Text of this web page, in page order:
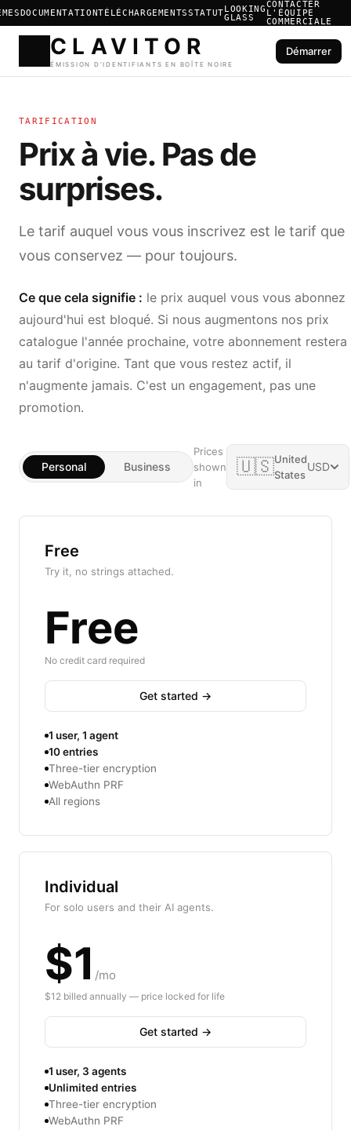
DOCUMENTATIONTÉLÉCHARGEMENTSSTATUTLOOKING
GLASS
CONTACTER
L'ÉQUIPE
COMMERCIALE
Démarrer
TARIFICATION
Prix à vie. Pas de
surprises.
Le tarif auquel vous vous inscrivez est le tarif que
vous conservez — pour toujours.
Ce que cela signifie : le prix auquel vous vous abonnez
aujourd'hui est bloqué. Si nous augmentons nos prix
catalogue l'année prochaine, votre abonnement restera
au tarif d'origine. Tant que vous restez actif, il
n'augmente jamais. C'est un engagement, pas une
promotion.
Personal Business
Prices
shown
in
🇺🇸United
States
USD
Free
Try it, no strings attached.
Free
No credit card required
Get started →
1 user, 1 agent
10 entries
Three-tier encryption
WebAuthn PRF
All regions
Individual
For solo users and their AI agents.
$1 /mo
$12 billed annually — price locked for life
Get started →
1 user, 3 agents
Unlimited entries
Three-tier encryption
WebAuthn PRF